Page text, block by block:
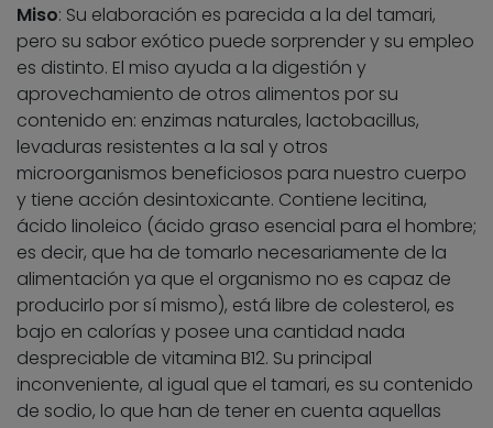
Miso: Su elaboración es parecida a la del tamari,
pero su sabor exótico puede sorprender y su empleo
es distinto. El miso ayuda a la digestión y
aprovechamiento de otros alimentos por su
contenido en: enzimas naturales, lactobacillus,
levaduras resistentes a la sal y otros
microorganismos beneficiosos para nuestro cuerpo
y tiene acción desintoxicante. Contiene lecitina,
ácido linoleico (ácido graso esencial para el hombre;
es decir, que ha de tomarlo necesariamente de la
alimentación ya que el organismo no es capaz de
producirlo por sí mismo), está libre de colesterol, es
bajo en calorías y posee una cantidad nada
despreciable de vitamina B12. Su principal
inconveniente, al igual que el tamari, es su contenido
de sodio, lo que han de tener en cuenta aquellas